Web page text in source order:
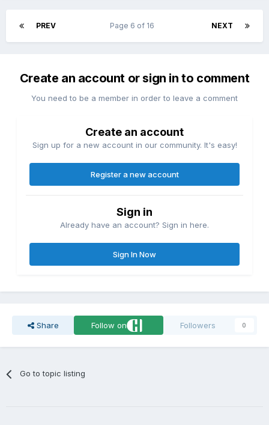
PREV NEXT
Page 6 of 16
Create an account or sign in to comment
You need to be a member in order to leave a comment
Create an account
Sign up for a new account in our community. It's easy!
Register a new account
Sign in
Already have an account? Sign in here.
Sign In Now
Share Follow on Followers 0
Go to topic listing